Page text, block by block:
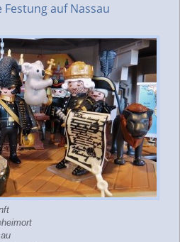
Festung auf Nassau